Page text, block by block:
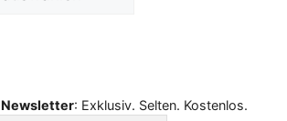
: Exklusiv. Selten. Kostenlos.